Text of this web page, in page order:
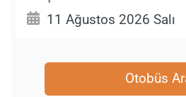
Otobüs